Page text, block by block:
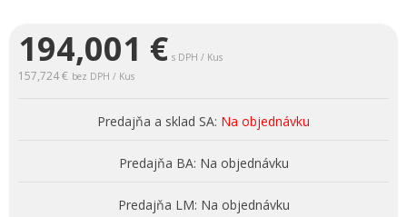
194,001 € s DPH / Kus
157,724 € bez DPH / Kus
Predajňa a sklad SA: Na objednávku
Predajňa BA: Na objednávku
Predajňa LM: Na objednávku